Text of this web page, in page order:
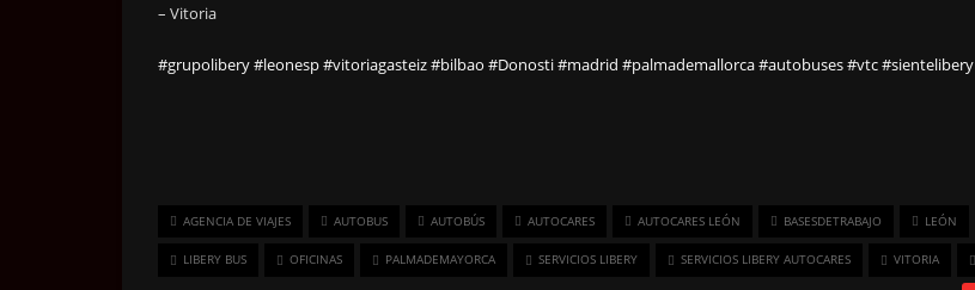
– Vitoria
#grupolibery#leonesp#vitoriagasteiz#bilbao #Donosti#madrid #palmademallorca#autobuses#vtc#sientelibery
AGENCIA DE VIAJES AUTOBUS AUTOBÚS AUTOCARES AUTOCARES LEÓN BASESDETRABAJO LEÓN
LIBERY BUS OFICINAS PALMADEMAYORCA SERVICIOS LIBERY SERVICIOS LIBERY AUTOCARES VITORIA